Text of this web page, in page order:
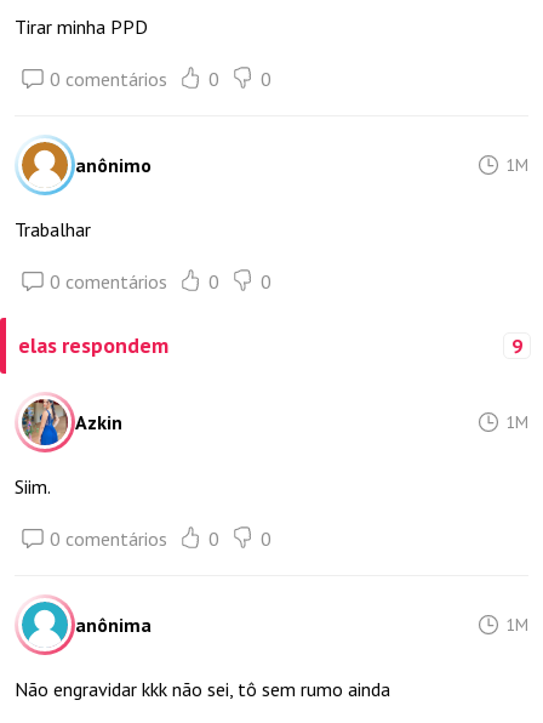
Tirar minha PPD
0 comentários 0 0
anônimo 1M
Trabalhar
0 comentários 0 0
elas respondem 9
Azkin 1M
Siim.
0 comentários 0 0
anônima 1M
Não engravidar kkk não sei, tô sem rumo ainda